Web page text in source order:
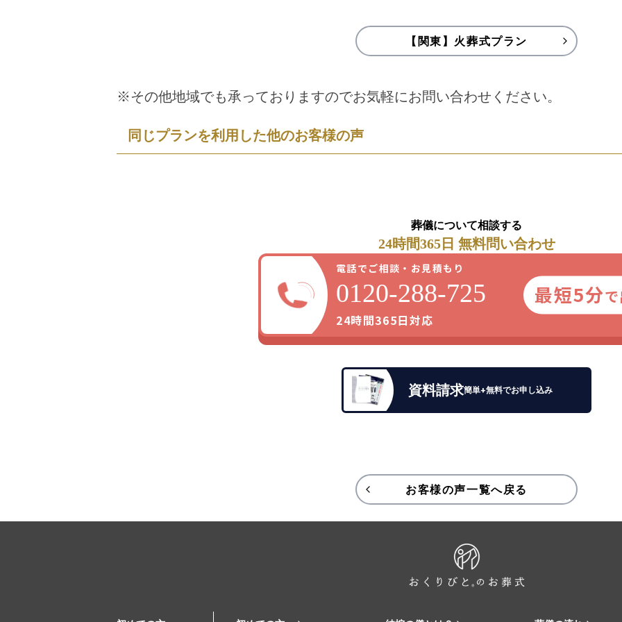
【関東】火葬式プラン
※その他地域でも承っておりますのでお気軽にお問い合わせください。
同じプランを利用した他のお客様の声
葬儀について相談する
24時間365日 無料問い合わせ
電話でご相談・お見積もり
0120-288-725
24時間365日対応
最短5分
資料請求簡単+無料でお申し込み
お客様の声一覧へ戻る